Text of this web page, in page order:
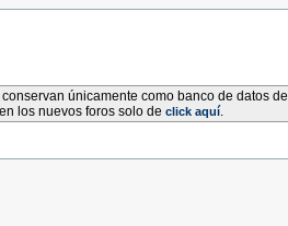
únicamente como banco de datos de
los nuevos foros solo de click aquí.